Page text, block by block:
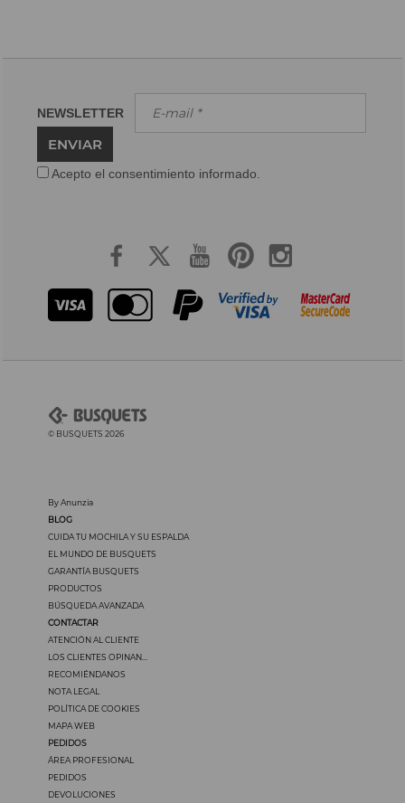
NEWSLETTER
ENVIAR
Acepto el consentimiento informado.
© BUSQUETS 2026
By Anunzia
BLOG
CUIDA TU MOCHILA Y SU ESPALDA
EL MUNDO DE BUSQUETS
GARANTÍA BUSQUETS
PRODUCTOS
BÚSQUEDA AVANZADA
CONTACTAR
ATENCIÓN AL CLIENTE
LOS CLIENTES OPINAN...
RECOMIÉNDANOS
NOTA LEGAL
POLÍTICA DE COOKIES
MAPA WEB
PEDIDOS
ÁREA PROFESIONAL
PEDIDOS
DEVOLUCIONES